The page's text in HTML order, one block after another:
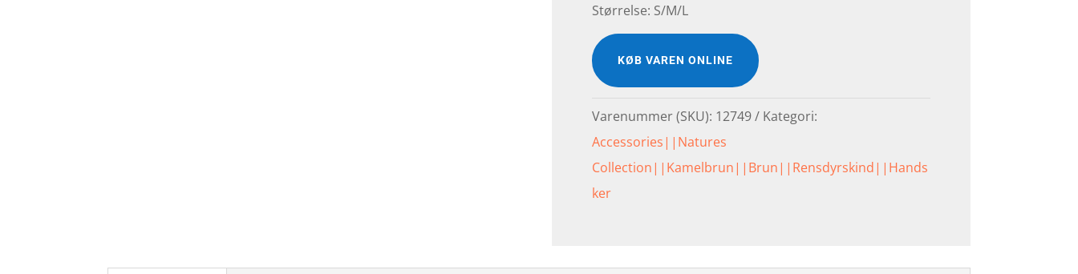
Størrelse: S/M/L
KØB VAREN ONLINE
Varenummer (SKU): 12749
Kategori:
Accessories||Natures
Collection||Kamelbrun||Brun||Rensdyrskind||Hands
ker